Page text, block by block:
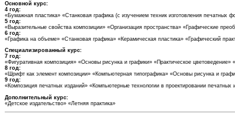
Основной курс:
4 год:
«Бумажная пластика» «Станковая графика (с изучением техник изготовления печатных
5 год:
«Выразительные свойства композиции» «Организация пространства» «Графические
6 год:
«Графика на объеме» «Станковая графика» «Керамическая пластика» «Графический
Специализированный курс:
7 год:
«Фигуративная композиция» «Основы рисунка и графики» «Практическое
8 год:
«Шрифт как элемент композиции» «Компьютерная типографика» «Основы рисунка и
9 год:
«Композиция печатных изданий» «Компьютерные технологии в проектировании
Дополнительный курс:
«Детское издательство» «Летняя практика»